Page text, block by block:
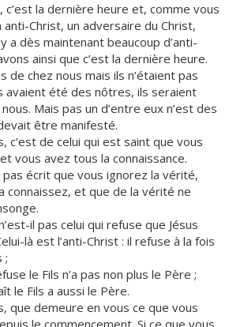
c’est la dernière heure et, comme vous
anti-Christ, un adversaire du Christ,
a dès maintenant beaucoup d’anti-
ainsi que c’est la dernière heure.
de chez nous mais ils n’étaient pas
avaient été des nôtres, ils seraient
Mais pas un d’entre eux n’est des
être manifesté.
c’est de celui qui est saint que vous
vous avez tous la connaissance.
pas écrit que vous ignorez la vérité,
connaissez, et que de la vérité ne
il pas celui qui refuse que Jésus
là est l’anti-Christ : il refuse à la fois
;
le Fils n’a pas non plus le Père ;
le Fils a aussi le Père.
que demeure en vous ce que vous
le commencement. Si ce que vous